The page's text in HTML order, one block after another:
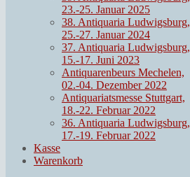
23.-25. Januar 2025
38. Antiquaria Ludwigsburg,
25.-27. Januar 2024
37. Antiquaria Ludwigsburg,
15.-17. Juni 2023
Antiquarenbeurs Mechelen,
02.-04. Dezember 2022
Antiquariatsmesse Stuttgart,
18.-22. Februar 2022
36. Antiquaria Ludwigsburg,
17.-19. Februar 2022
Kasse
Warenkorb